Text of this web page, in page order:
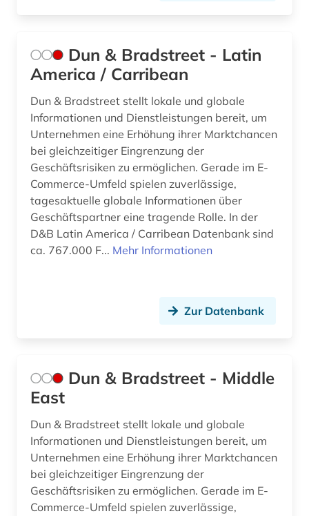
Dun & Bradstreet - Latin
America / Carribean
Dun & Bradstreet stellt lokale und globale
Informationen und Dienstleistungen bereit, um
Unternehmen eine Erhöhung ihrer Marktchancen
bei gleichzeitiger Eingrenzung der
Geschäftsrisiken zu ermöglichen. Gerade im E-
Commerce-Umfeld spielen zuverlässige,
tagesaktuelle globale Informationen über
Geschäftspartner eine tragende Rolle. In der
D&B Latin America / Carribean Datenbank sind
ca. 767.000 F... Mehr Informationen
Zur Datenbank
Dun & Bradstreet - Middle
East
Dun & Bradstreet stellt lokale und globale
Informationen und Dienstleistungen bereit, um
Unternehmen eine Erhöhung ihrer Marktchancen
bei gleichzeitiger Eingrenzung der
Geschäftsrisiken zu ermöglichen. Gerade im E-
Commerce-Umfeld spielen zuverlässige,